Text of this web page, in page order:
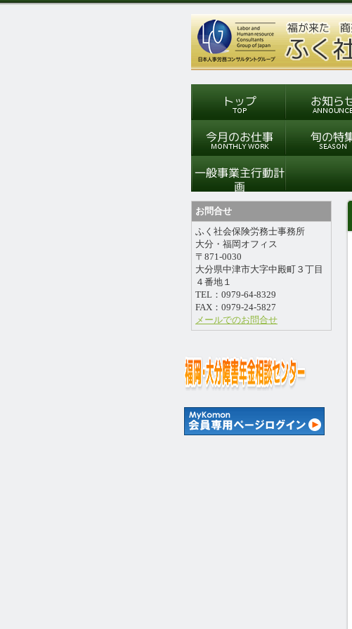
お問合せ
ふく社会保険労務士事務所
大分・福岡オフィス
〒871-0030
大分県中津市大字中殿町３丁目
４番地１
TEL：0979-64-8329
FAX：0979-24-5827
メールでのお問合せ